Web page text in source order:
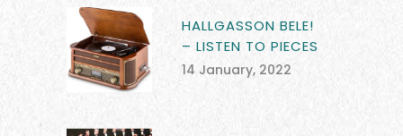
HALLGASSON BELE!
– LISTEN TO PIECES
14 January, 2022